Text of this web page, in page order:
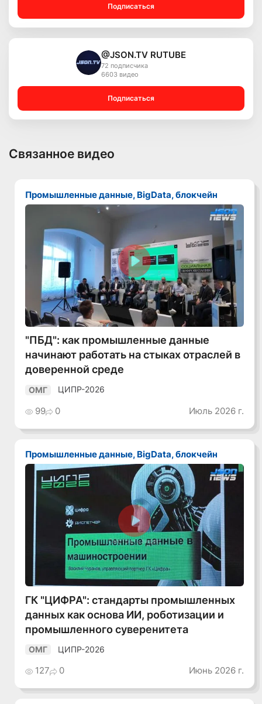
Подписаться
@JSON.TV RUTUBE
72 подписчика
6603 видео
Подписаться
Связанное видео
Промышленные данные, BigData, блокчейн
Смотреть видео
"ПБД": как промышленные данные
начинают работать на стыках отраслей в
доверенной среде
ОМГ ЦИПР-2026
99 0 Июль 2026 г.
Промышленные данные, BigData, блокчейн
Смотреть видео
ГК "ЦИФРА": стандарты промышленных
данных как основа ИИ, роботизации и
промышленного суверенитета
ОМГ ЦИПР-2026
127 0 Июнь 2026 г.